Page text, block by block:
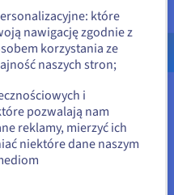
Twoich projektów
w prosty sposób
Taka elastyczność
którzy chcą
zwiększając
USD - $
które
nawigację zgodnie z
korzystania ze
naszych stron;
i
pozwalają nam
reklamy, mierzyć ich
niektóre dane naszym